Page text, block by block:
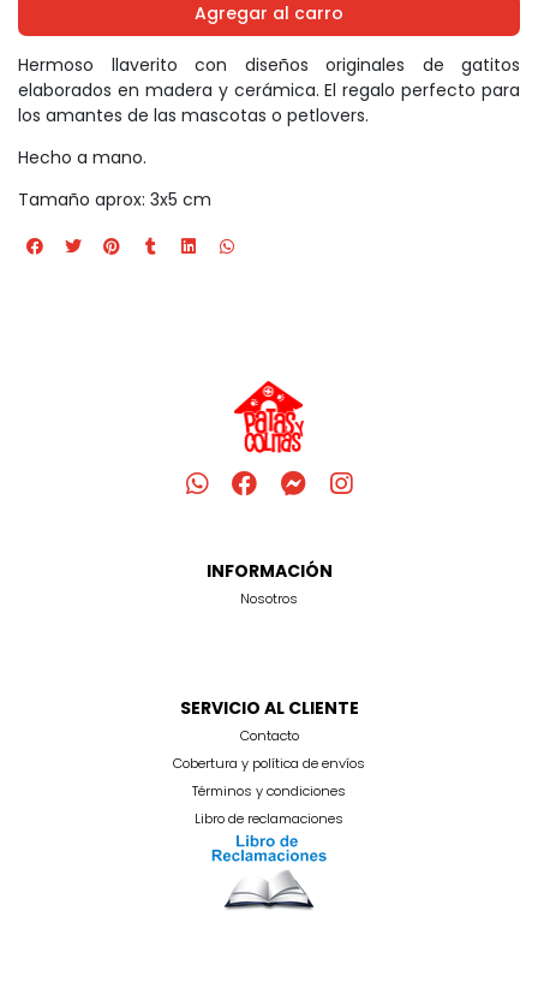
Agregar al carro
Hermoso llaverito con diseños originales de gatitos
elaborados en madera y cerámica. El regalo perfecto para
los amantes de las mascotas o petlovers.
Hecho a mano.
Tamaño aprox: 3x5 cm
INFORMACIÓN
Nosotros
SERVICIO AL CLIENTE
Contacto
Cobertura y política de envíos
Términos y condiciones
Libro de reclamaciones